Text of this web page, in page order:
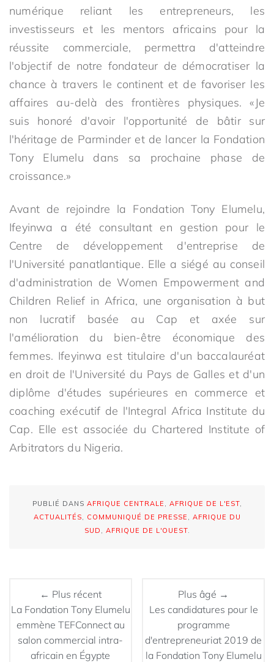
numérique reliant les entrepreneurs, les
investisseurs et les mentors africains pour la
réussite commerciale, permettra d'atteindre
l'objectif de notre fondateur de démocratiser la
chance à travers le continent et de favoriser les
affaires au-delà des frontières physiques. «Je
suis honoré d'avoir l'opportunité de bâtir sur
l'héritage de Parminder et de lancer la Fondation
Tony Elumelu dans sa prochaine phase de
croissance.»
Avant de rejoindre la Fondation Tony Elumelu,
Ifeyinwa a été consultant en gestion pour le
Centre de développement d'entreprise de
l'Université panatlantique. Elle a siégé au conseil
d'administration de Women Empowerment and
Children Relief in Africa, une organisation à but
non lucratif basée au Cap et axée sur
l'amélioration du bien-être économique des
femmes. Ifeyinwa est titulaire d'un baccalauréat
en droit de l'Université du Pays de Galles et d'un
diplôme d'études supérieures en commerce et
coaching exécutif de l'Integral Africa Institute du
Cap. Elle est associée du Chartered Institute of
Arbitrators du Nigeria.
PUBLIÉ DANS AFRIQUE CENTRALE AFRIQUE DE L'EST,
ACTUALITÉS
COMMUNIQUÉ DE PRESSE
AFRIQUE DU
SUD
AFRIQUE DE L'OUEST.
← Plus récent
La Fondation Tony Elumelu
emmène TEFConnect au
salon commercial intra-
africain en Égypte
Plus âgé →
Les candidatures pour le
programme
d'entrepreneuriat 2019 de
la Fondation Tony Elumelu